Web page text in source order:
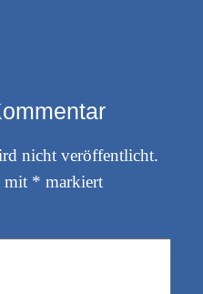
nicht veröffentlicht.
mit * markiert